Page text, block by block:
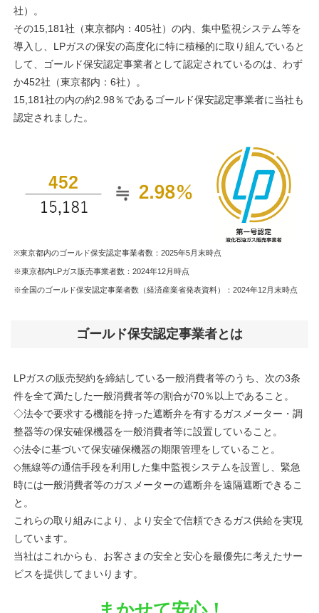
社）。
その15,181社（東京都内：405社）の内、集中監視システム等を
導入し、LPガスの保安の高度化に特に積極的に取り組んでいると
して、ゴールド保安認定事業者として認定されているのは、わず
か452社（東京都内：6社）。
15,181社の内の約2.98％であるゴールド保安認定事業者に当社も
認定されました。
※東京都内のゴールド保安認定事業者数：2025年5月末時点
※東京都内LPガス販売事業者数：2024年12月時点
※全国のゴールド保安認定事業者数（経済産業省発表資料）：2024年12月末時点
ゴールド保安認定事業者とは
LPガスの販売契約を締結している一般消費者等のうち、次の3条
件を全て満たした一般消費者等の割合が70％以上であること。
◇法令で要求する機能を持った遮断弁を有するガスメーター・調
整器等の保安確保機器を一般消費者等に設置していること。
◇法令に基づいて保安確保機器の期限管理をしていること。
◇無線等の通信手段を利用した集中監視システムを設置し、緊急
時には一般消費者等のガスメーターの遮断弁を遠隔遮断できるこ
と。
これらの取り組みにより、より安全で信頼できるガス供給を実現
しています。
当社はこれからも、お客さまの安全と安心を最優先に考えたサー
ビスを提供してまいります。